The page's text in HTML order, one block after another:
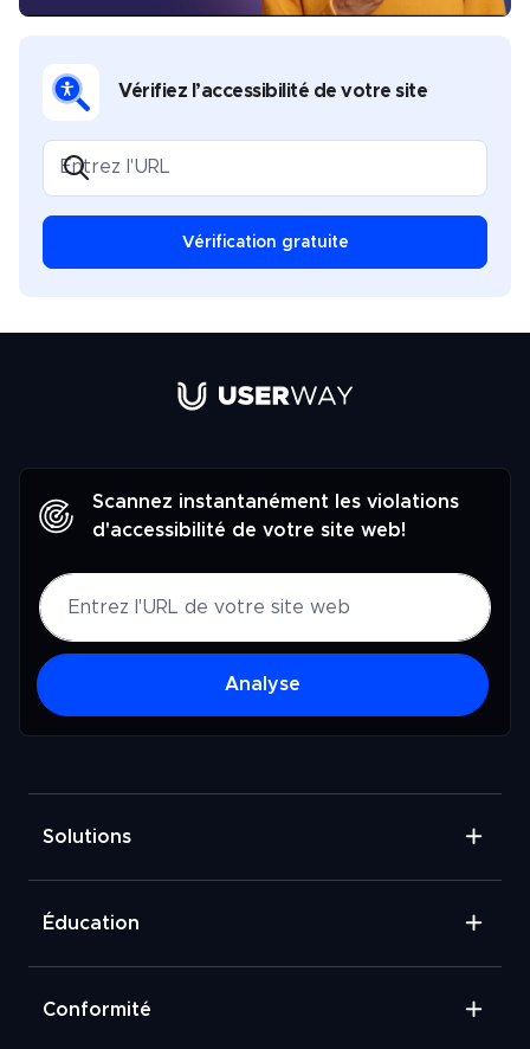
Vérifiez l’accessibilité de votre site
Vérification gratuite
Lien vers la page d'accueil de
Scannez instantanément les violations
d'accessibilité de votre site web!
Analyse
Solutions
Éducation
Conformité